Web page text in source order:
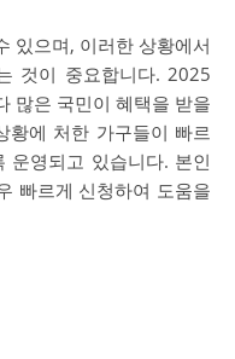
있으며, 이러한 상황에서
것이 중요합니다. 2025
많은 국민이 혜택을 받을
황에 처한 가구들이 빠르
운영되고 있습니다. 본인
빠르게 신청하여 도움을